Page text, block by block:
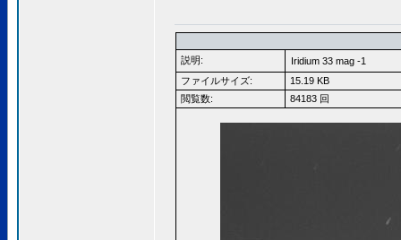
説明:
Iridium 33 mag -1
ファイルサイズ:
15.19 KB
閲覧数:
84183 回